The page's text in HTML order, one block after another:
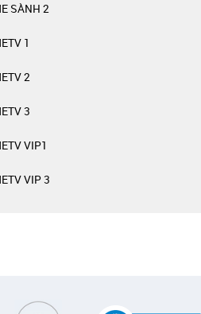
SÀNH 2
1
2
3
VIP1
VIP 3